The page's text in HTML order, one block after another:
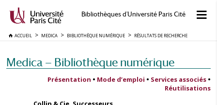
Bibliothèques d'Université Paris Cité
ACCUEIL MEDICA BIBLIOTHÈQUE NUMÉRIQUE RÉSULTATS DE RECHERCHE
Medica — Bibliothèque numérique
Présentation • Mode d’emploi • Services associés •
Réutilisations